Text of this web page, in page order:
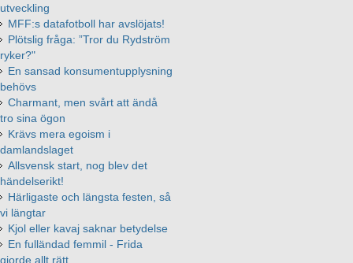
utveckling
MFF:s datafotboll har avslöjats!
Plötslig fråga: ”Tror du Rydström
ryker?"
En sansad konsumentupplysning
behövs
Charmant, men svårt att ändå
tro sina ögon
Krävs mera egoism i
damlandslaget
Allsvensk start, nog blev det
händelserikt!
Härligaste och längsta festen, så
vi längtar
Kjol eller kavaj saknar betydelse
En fulländad femmil - Frida
gjorde allt rätt